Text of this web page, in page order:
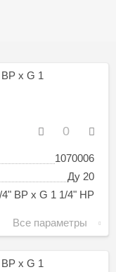
х G 1
1070006
Ду 20
4" ВР х G 1 1/4" НР
Все параметры
х G 1